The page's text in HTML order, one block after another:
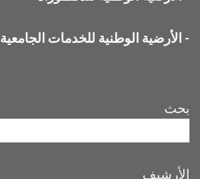
- الأرضية الوطنية للخدمات الجامعية
بحث
الأرشيف